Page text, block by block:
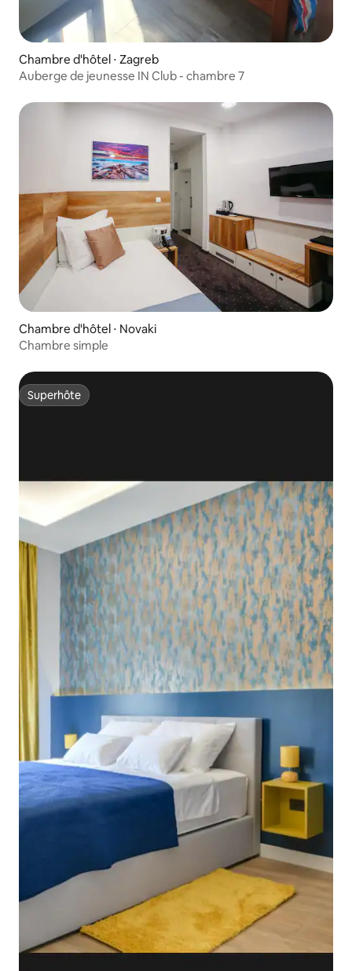
Chambre d'hôtel ⋅ Zagreb
Auberge de jeunesse IN Club - chambre 7
Chambre d'hôtel ⋅ Novaki
Chambre simple
Superhôte
Superhôte